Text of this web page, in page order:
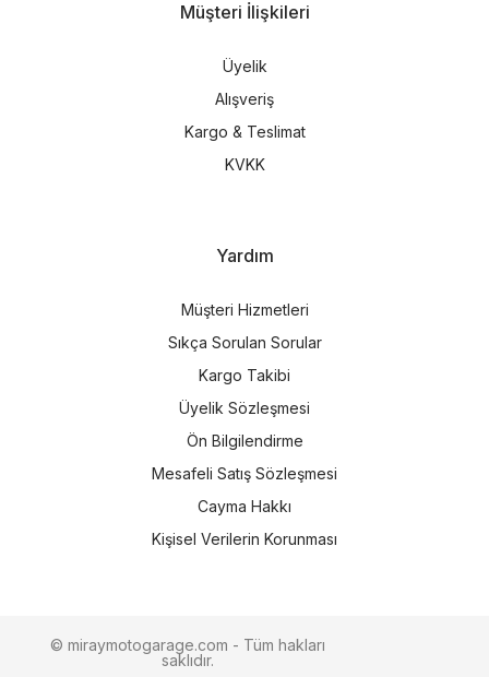
Müşteri İlişkileri
Üyelik
Alışveriş
Kargo & Teslimat
KVKK
Yardım
Müşteri Hizmetleri
Sıkça Sorulan Sorular
Kargo Takibi
Üyelik Sözleşmesi
Ön Bilgilendirme
Mesafeli Satış Sözleşmesi
Cayma Hakkı
Kişisel Verilerin Korunması
© miraymotogarage.com - Tüm hakları
saklıdır.